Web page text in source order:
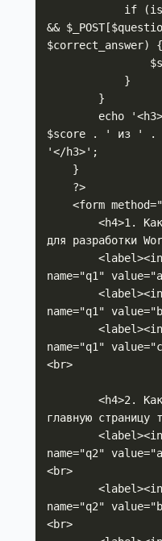
&&
$correct_answer) {
$score . ' из ' .
'</h3>';
для разработки
name="q1"
name="q1"
name="q1"
<br>
главную страницу
name="q2"
<br>
name="q2"
<br>